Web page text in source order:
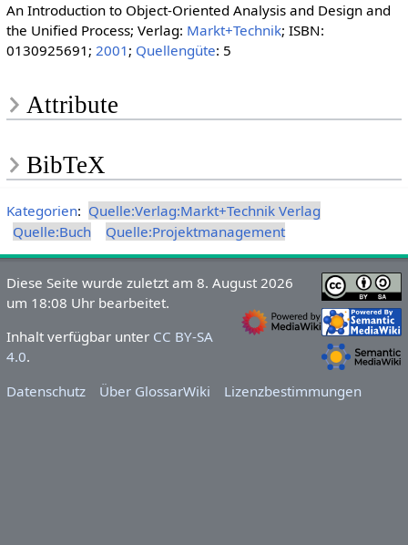
An Introduction to Object-Oriented Analysis and Design and
the Unified Process; Verlag: Markt+Technik; ISBN:
0130925691; 2001 ; Quellengüte: 5
Attribute
BibTeX
Kategorien: Quelle:Verlag:Markt+Technik Verlag
Quelle:Buch
Quelle:Projektmanagement
Diese Seite wurde zuletzt am 8. August 2026
um 18:08 Uhr bearbeitet.
Inhalt verfügbar unter CC BY-SA
4.0.
Datenschutz
Über GlossarWiki Lizenzbestimmungen